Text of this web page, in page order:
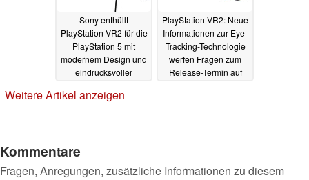
Sony enthüllt
PlayStation VR2 für die
PlayStation 5 mit
modernem Design und
eindrucksvoller
PlayStation VR2: Neue
Informationen zur Eye-
Tracking-Technologie
werfen Fragen zum
Release-Termin auf
Weitere Artikel anzeigen
Kommentare
Fragen, Anregungen, zusätzliche Informationen zu diesem